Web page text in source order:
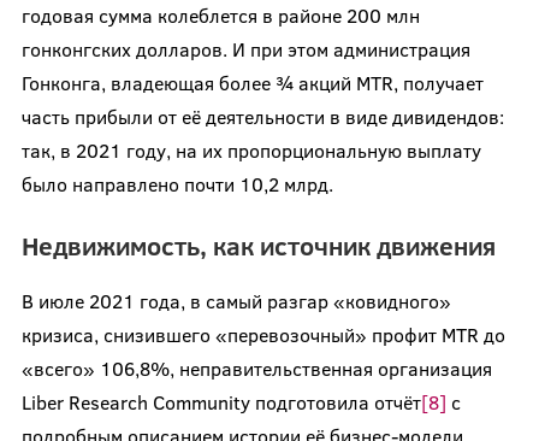
годовая сумма колеблется в районе 200 млн
гонконгских долларов. И при этом администрация
Гонконга, владеющая более ¾ акций MTR, получает
часть прибыли от её деятельности в виде дивидендов:
так, в 2021 году, на их пропорциональную выплату
было направлено почти 10,2 млрд.
Недвижимость, как источник движения
В июле 2021 года, в самый разгар «ковидного»
кризиса, снизившего «перевозочный» профит MTR до
«всего» 106,8%, неправительственная организация
Liber Research Community подготовила отчёт[8] с
подробным описанием истории её бизнес-модели,